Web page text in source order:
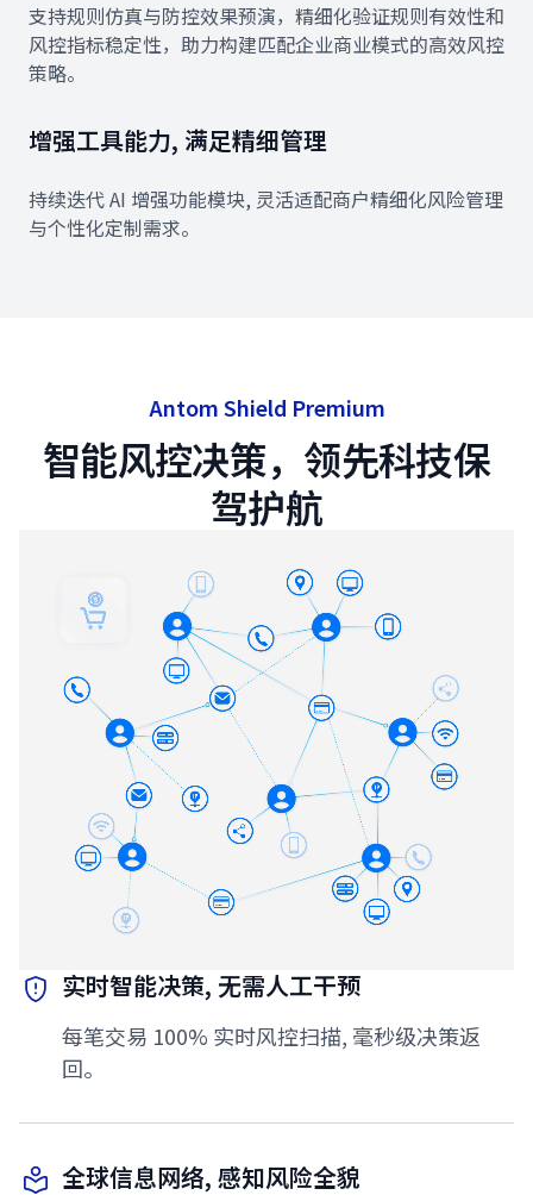
支持规则仿真与防控效果预演，精细化验证规则有效性和
风控指标稳定性，助力构建匹配企业商业模式的高效风控
策略。
增强工具能力, 满足精细管理
持续迭代 AI 增强功能模块, 灵活适配商户精细化风险管理
与个性化定制需求。
Antom Shield Premium
智能风控决策，领先科技保
驾护航
实时智能决策, 无需人工干预
每笔交易 100% 实时风控扫描, 毫秒级决策返
回。
全球信息网络, 感知风险全貌